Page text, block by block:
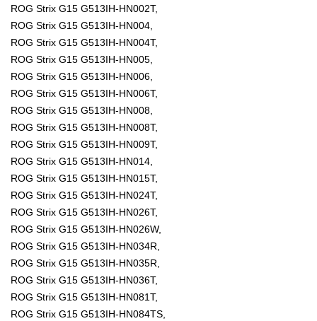
ROG Strix G15 G513IH-HN002T,
ROG Strix G15 G513IH-HN004,
ROG Strix G15 G513IH-HN004T,
ROG Strix G15 G513IH-HN005,
ROG Strix G15 G513IH-HN006,
ROG Strix G15 G513IH-HN006T,
ROG Strix G15 G513IH-HN008,
ROG Strix G15 G513IH-HN008T,
ROG Strix G15 G513IH-HN009T,
ROG Strix G15 G513IH-HN014,
ROG Strix G15 G513IH-HN015T,
ROG Strix G15 G513IH-HN024T,
ROG Strix G15 G513IH-HN026T,
ROG Strix G15 G513IH-HN026W,
ROG Strix G15 G513IH-HN034R,
ROG Strix G15 G513IH-HN035R,
ROG Strix G15 G513IH-HN036T,
ROG Strix G15 G513IH-HN081T,
ROG Strix G15 G513IH-HN084TS,